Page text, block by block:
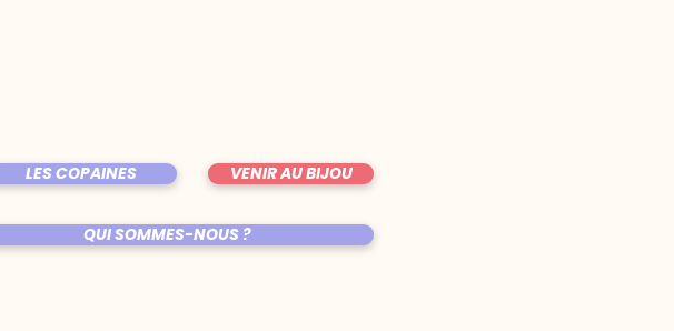
LES COPAINES VENIR AU BIJOU
QUI SOMMES-NOUS ?